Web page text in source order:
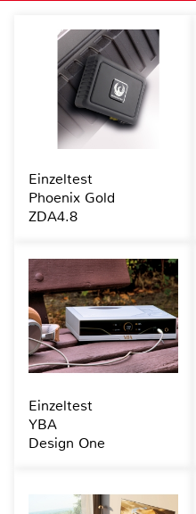
Einzeltest
Phoenix Gold
ZDA4.8
Einzeltest
YBA
Design One